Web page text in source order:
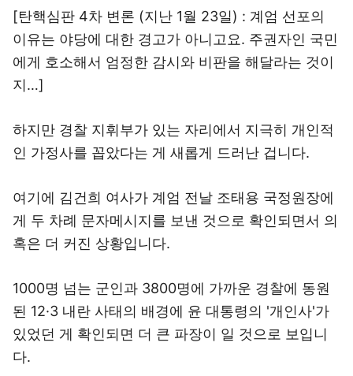
[탄핵심판 4차 변론 (지난 1월 23일) : 계엄 선포의
이유는 야당에 대한 경고가 아니고요. 주권자인 국민
에게 호소해서 엄정한 감시와 비판을 해달라는 것이
지…]
하지만 경찰 지휘부가 있는 자리에서 지극히 개인적
인 가정사를 꼽았다는 게 새롭게 드러난 겁니다.
여기에 김건희 여사가 계엄 전날 조태용 국정원장에
게 두 차례 문자메시지를 보낸 것으로 확인되면서 의
혹은 더 커진 상황입니다.
1000명 넘는 군인과 3800명에 가까운 경찰에 동원
된 12·3 내란 사태의 배경에 윤 대통령의 '개인사'가
있었던 게 확인되면 더 큰 파장이 일 것으로 보입니
다.